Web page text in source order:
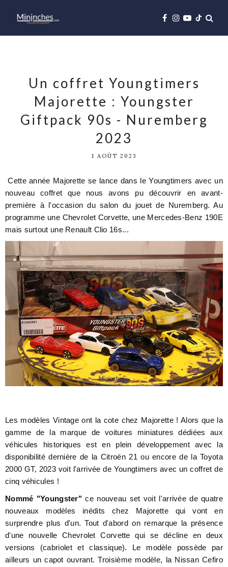
Un coffret Youngtimers
Majorette : Youngster
Giftpack 90s - Nuremberg
2023
1 AOÛT 2023
Cette année Majorette se lance dans le Youngtimers avec un
nouveau coffret que nous avons pu découvrir en avant-
première à l'occasion du salon du jouet de Nuremberg. Au
programme une Chevrolet Corvette, une Mercedes-Benz 190E
mais surtout une Renault Clio 16s...
Les modèles Vintage ont la cote chez Majorette ! Alors que la
gamme de la marque de voitures miniatures dédiées aux
véhicules historiques est en plein développement avec la
disponibilité dernière de la Citroën 21 ou encore de la Toyota
2000 GT, 2023 voit l'arrivée de Youngtimers avec un coffret de
cinq véhicules !
Nommé "Youngster"ce nouveau set voit l'arrivée de quatre
nouveaux modèles inédits chez Majorette qui vont en
surprendre plus d'un. Tout d'abord on remarque la présence
d'une nouvelle Chevrolet Corvette qui se décline en deux
versions (cabriolet et classique). Le modèle possède par
ailleurs un capot ouvrant. Troisième modèle, la Nissan Cefiro